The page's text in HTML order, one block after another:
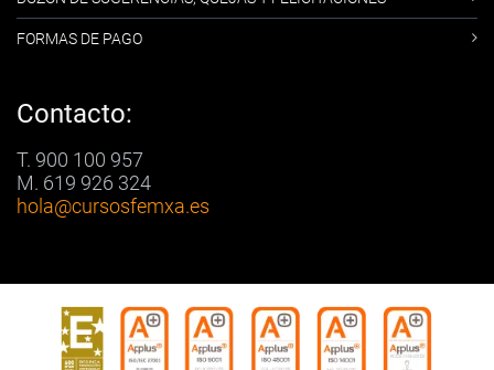
FORMAS DE PAGO
Contacto:
T. 900 100 957
M. 619 926 324
hola@cursosfemxa.es